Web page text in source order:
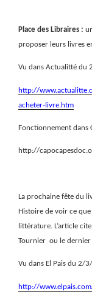
Place des Libraires :
proposer leurs livres
Vu dans Actualitté du
http://
acheter-livre.htm
Fonctionnement
http://
La prochaine fête du
Histoire de voir ce
littérature. L’article
Tournier ou le dernier
Vu dans El Pais du 2/
http://